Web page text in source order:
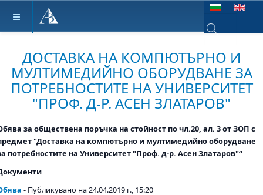
Изберете език
ДОСТАВКА НА КОМПЮТЪРНО И
МУЛТИМЕДИЙНО ОБОРУДВАНЕ ЗА
ПОТРЕБНОСТИТЕ НА УНИВЕРСИТЕТ
"ПРОФ. Д-Р. АСЕН ЗЛАТАРОВ"
за обществена поръчка на стойност по чл.20, ал. 3 от ЗОП с
"Доставка на компютърно и мултимедийно оборудване
потребностите на Университет "Проф. д-р. Асен Златаров"“
- Публикувано на 24.04.2019 г., 15:20